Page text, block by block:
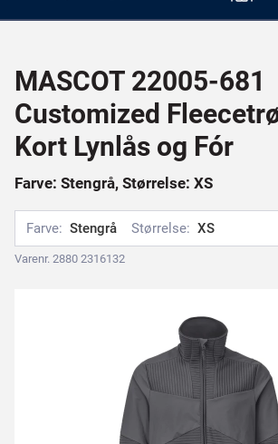
MASCOT 22005-681
Customized
Kort Lynlås og Fór
Farve: Stengrå, Størrelse: XS
Farve: Stengrå Størrelse: XS
Varenr. 2880 2316132